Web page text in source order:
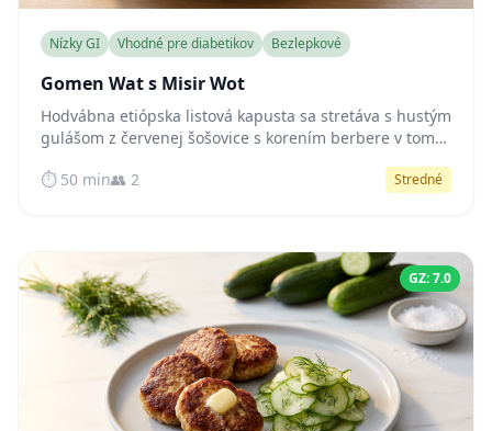
Nízky GI Vhodné pre diabetikov Bezlepkové
Gomen Wat s Misir Wot
Hodvábna etiópska listová kapusta sa stretáva s hustým
gulášom z červenej šošovice s korením berbere v tomto
vegánskom jedle, ktoré jemne stabilizuje hladinu cukru
⏱️ 50 min👥 2 Stredné
GZ: 7.0